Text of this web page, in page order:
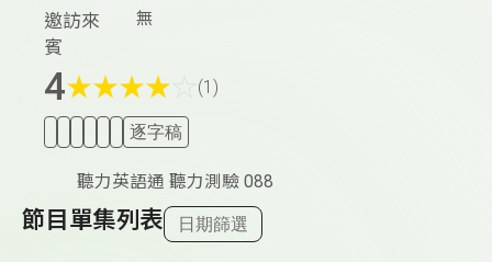
邀訪來
賓
無
4★★★★ (1)
逐字稿
聽力英語通 聽力測驗 088
節目單集列表 日期篩選